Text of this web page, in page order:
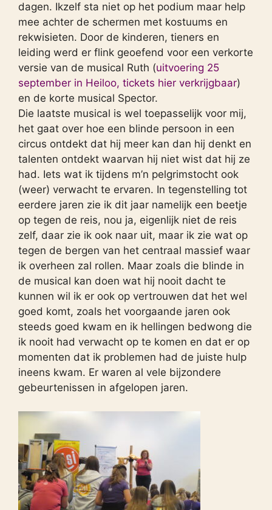
dagen. Ikzelf sta niet op het podium maar help
mee achter de schermen met kostuums en
rekwisieten. Door de kinderen, tieners en
leiding werd er flink geoefend voor een verkorte
versie van de musical Ruth (uitvoering 25
september in Heiloo, tickets hier verkrijgbaar)
en de korte musical Spector.
Die laatste musical is wel toepasselijk voor mij,
het gaat over hoe een blinde persoon in een
circus ontdekt dat hij meer kan dan hij denkt en
talenten ontdekt waarvan hij niet wist dat hij ze
had. Iets wat ik tijdens m’n pelgrimstocht ook
(weer) verwacht te ervaren. In tegenstelling tot
eerdere jaren zie ik dit jaar namelijk een beetje
op tegen de reis, nou ja, eigenlijk niet de reis
zelf, daar zie ik ook naar uit, maar ik zie wat op
tegen de bergen van het centraal massief waar
ik overheen zal rollen. Maar zoals die blinde in
de musical kan doen wat hij nooit dacht te
kunnen wil ik er ook op vertrouwen dat het wel
goed komt, zoals het voorgaande jaren ook
steeds goed kwam en ik hellingen bedwong die
ik nooit had verwacht op te komen en dat er op
momenten dat ik problemen had de juiste hulp
ineens kwam. Er waren al vele bijzondere
gebeurtenissen in afgelopen jaren.